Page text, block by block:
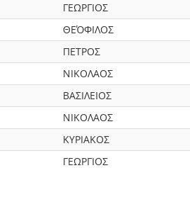
ΓΕΩΡΓΙΟΣ
ΘΕΌΦΙΛΟΣ
ΠΕΤΡΟΣ
ΝΙΚΟΛΑΟΣ
ΒΑΣΙΛΕΙΟΣ
ΝΙΚΟΛΑΟΣ
ΚΥΡΙΑΚΟΣ
ΓΕΩΡΓΙΟΣ